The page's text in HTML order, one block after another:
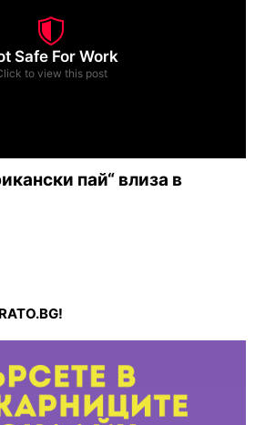
Safe For Work
to view this post
пай“ влиза в